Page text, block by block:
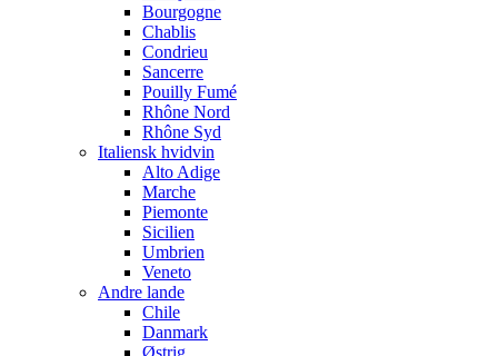
Bourgogne
Chablis
Condrieu
Sancerre
Pouilly Fumé
Rhône Nord
Rhône Syd
Italiensk hvidvin
Alto Adige
Marche
Piemonte
Sicilien
Umbrien
Veneto
Andre lande
Chile
Danmark
Østrig